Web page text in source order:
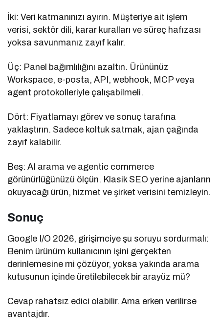
İki: Veri katmanınızı ayırın. Müşteriye ait işlem
verisi, sektör dili, karar kuralları ve süreç hafızası
yoksa savunmanız zayıf kalır.
Üç: Panel bağımlılığını azaltın. Ürününüz
Workspace, e-posta, API, webhook, MCP veya
agent protokolleriyle çalışabilmeli.
Dört: Fiyatlamayı görev ve sonuç tarafına
yaklaştırın. Sadece koltuk satmak, ajan çağında
zayıf kalabilir.
Beş: AI arama ve agentic commerce
görünürlüğünüzü ölçün. Klasik SEO yerine ajanların
okuyacağı ürün, hizmet ve şirket verisini temizleyin.
Sonuç
Google I/O 2026, girişimciye şu soruyu sordurmalı:
Benim ürünüm kullanıcının işini gerçekten
derinlemesine mi çözüyor, yoksa yakında arama
kutusunun içinde üretilebilecek bir arayüz mü?
Cevap rahatsız edici olabilir. Ama erken verilirse
avantajdır.